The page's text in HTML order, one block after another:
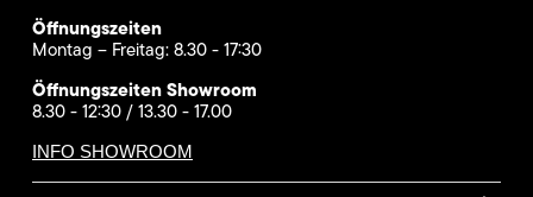
Öffnungszeiten
Montag – Freitag: 8.30 - 17:30
Öffnungszeiten Showroom
8.30 - 12:30 / 13.30 - 17.00
INFO SHOWROOM